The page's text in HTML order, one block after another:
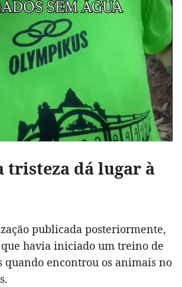
tristeza dá lugar à
publicada posteriormente,
havia iniciado um treino de
quando encontrou os animais no